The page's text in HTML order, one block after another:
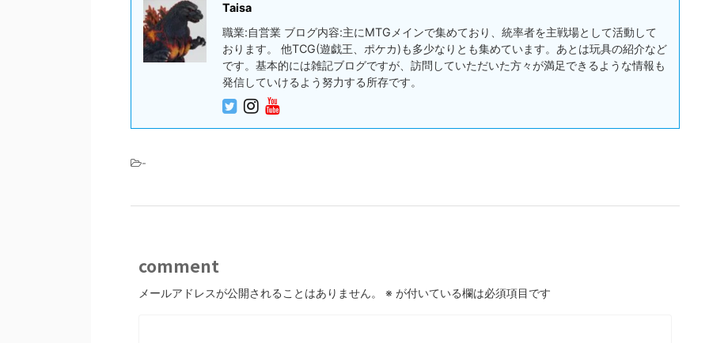
Taisa
職業:自営業 ブログ内容:主にMTGメインで集めており、統率者を主戦場として活動して
おります。 他TCG(遊戯王、ポケカ)も多少なりとも集めています。あとは玩具の紹介など
です。基本的には雑記ブログですが、訪問していただいた方々が満足できるような情報も
発信していけるよう努力する所存です。
-
comment
メールアドレスが公開されることはありません。 ※ が付いている欄は必須項目です